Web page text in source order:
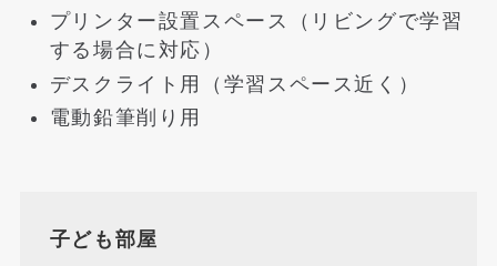
プリンター設置スペース（リビングで学習
する場合に対応）
デスクライト用（学習スペース近く）
電動鉛筆削り用
子ども部屋